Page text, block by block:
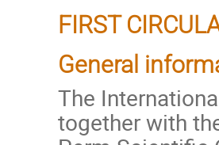
FIRST
General
The
together with